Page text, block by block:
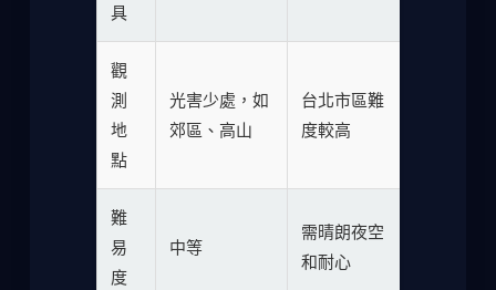
具
觀
測
地
點
光害少處，如
郊區、高山
台北市區難
度較高
難
易
度
中等
需晴朗夜空
和耐心